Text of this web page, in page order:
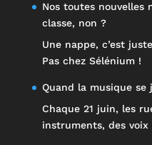
Nos toutes nouvelles
classe, non ?
Une nappe, c’est
Pas chez Sélénium !
Quand la musique se
Chaque 21 juin, les
instruments, des voix